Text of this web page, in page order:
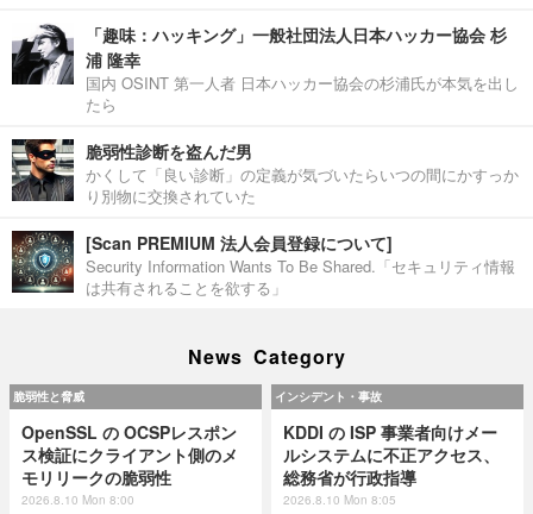
「趣味：ハッキング」一般社団法人日本ハッカー協会 杉
浦 隆幸
国内 OSINT 第一人者 日本ハッカー協会の杉浦氏が本気を出し
たら
脆弱性診断を盗んだ男
かくして「良い診断」の定義が気づいたらいつの間にかすっか
り別物に交換されていた
[Scan PREMIUM 法人会員登録について]
Security Information Wants To Be Shared.「セキュリティ情報
は共有されることを欲する」
News Category
脆弱性と脅威
OpenSSL の OCSPレスポン
ス検証にクライアント側のメ
モリリークの脆弱性
2026.8.10 Mon 8:00
インシデント・事故
KDDI の ISP 事業者向けメー
ルシステムに不正アクセス、
総務省が行政指導
2026.8.10 Mon 8:05